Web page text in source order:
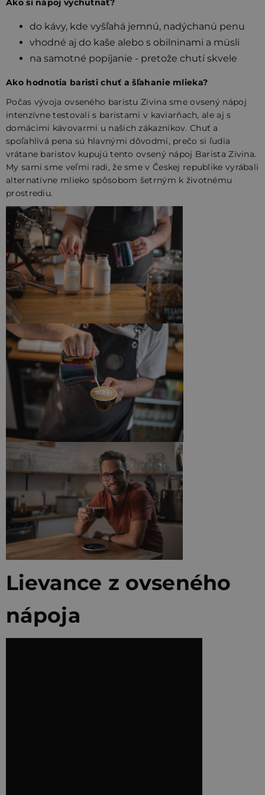
do kávy, kde vyšľahá jemnú, nadýchanú penu
vhodné aj do kaše alebo s obilninami a müsli
na samotné popíjanie - pretože chutí skvele
Ako hodnotia baristi chuť a šľahanie mlieka?
Počas vývoja ovseného baristu Zivina sme ovsený nápoj
intenzívne testovali s baristami v kaviarňach, ale aj s
domácimi kávovarmi u našich zákazníkov. Chuť a
spoľahlivá pena sú hlavnými dôvodmi, prečo si ľudia
vrátane baristov kupujú tento ovsený nápoj Barista Zivina.
My sami sme veľmi radi, že sme v Českej republike vyrábali
alternatívne mlieko spôsobom šetrným k životnému
prostrediu.
Lievance z ovseného
nápoja